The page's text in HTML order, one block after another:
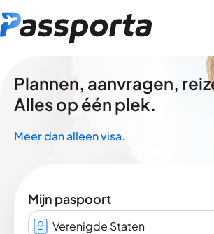
Plannen, aanvragen,
Alles op één plek.
Meer dan alleen visa.
Mijn paspoort
Verenigde Staten